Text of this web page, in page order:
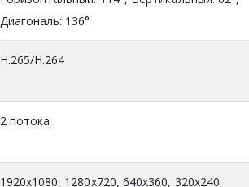
Диагональ: 136°
H.265/H.264
2 потока
1920x1080, 1280x720, 640x360, 320x240